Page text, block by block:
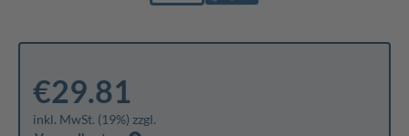
€29.81
inkl. MwSt. (19%) zzgl.